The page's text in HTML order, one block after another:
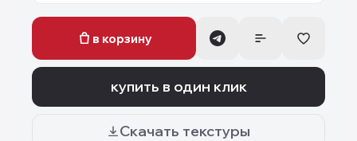
в корзину
купить в один клик
Скачать текстуры